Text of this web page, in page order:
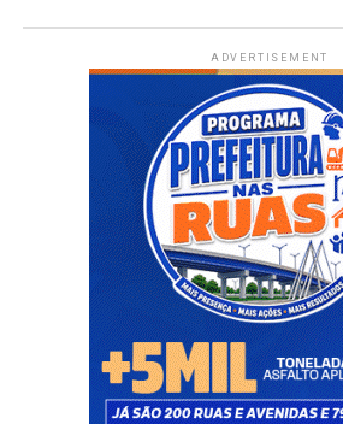
ADVERTISEMENT